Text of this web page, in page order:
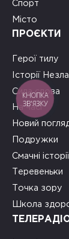
Спорт
Місто
ПРОЄКТИ
Герої тилу
Історії
Сила слова
На часі
Новий
Подружки
Смачні історії
Теревеньки
Точка зору
Школа
КНОПКА
ЗВ'ЯЗКУ